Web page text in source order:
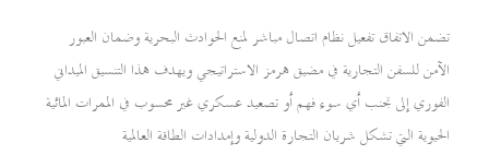
تضمن الاتفاق تفعيل نظام اتصال مباشر لمنع الحوادث البحرية وضمان العبور
الآمن للسفن التجارية في مضيق هرمز الاستراتيجي ويهدف هذا التنسيق الميداني
الفوري إلى تجنب أي سوء فهم أو تصعيد عسكري غير محسوب في الممرات المائية
الحيوية التي تشكل شريان التجارة الدولية وإمدادات الطاقة العالمية